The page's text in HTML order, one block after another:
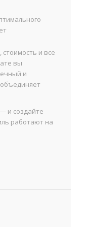
и все
вы
и
и создайте
работают на